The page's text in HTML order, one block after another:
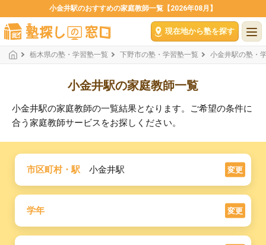
小金井駅のおすすめの家庭教師一覧【2026年08月】
現在地から塾を探す
栃木県の塾・学習塾一覧 下野市の塾・学習塾一覧 小金井駅の塾・
小金井駅の家庭教師一覧
小金井駅の家庭教師の一覧結果となります。ご希望の条件に
合う家庭教師サービスをお探しください。
市区町村・駅 小金井駅 変更
学年 変更